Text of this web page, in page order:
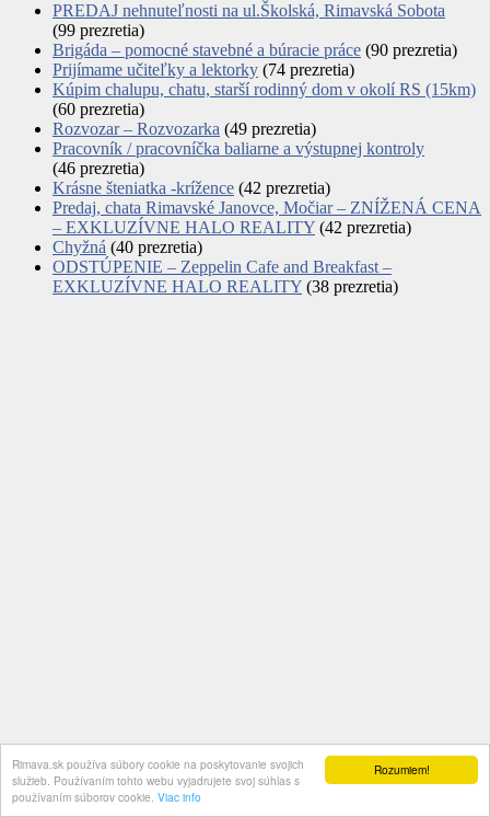
Rozumiem!
Rimava.sk používa súbory cookie na poskytovanie svojich
služieb. Používaním tohto webu vyjadrujete svoj súhlas s
používaním súborov cookie. Viac info
PREDAJ nehnuteľnosti na ul.Školská, Rimavská Sobota
(99 prezretia)
Brigáda – pomocné stavebné a búracie práce (90 prezretia)
Prijímame učiteľky a lektorky (74 prezretia)
Kúpim chalupu, chatu, starší rodinný dom v okolí RS (15km)
(60 prezretia)
Rozvozar – Rozvozarka (49 prezretia)
Pracovník / pracovníčka baliarne a výstupnej kontroly
(46 prezretia)
Krásne šteniatka -krížence (42 prezretia)
Predaj, chata Rimavské Janovce, Močiar – ZNÍŽENÁ CENA
– EXKLUZÍVNE HALO REALITY (42 prezretia)
Chyžná (40 prezretia)
ODSTÚPENIE – Zeppelin Cafe and Breakfast –
EXKLUZÍVNE HALO REALITY (38 prezretia)